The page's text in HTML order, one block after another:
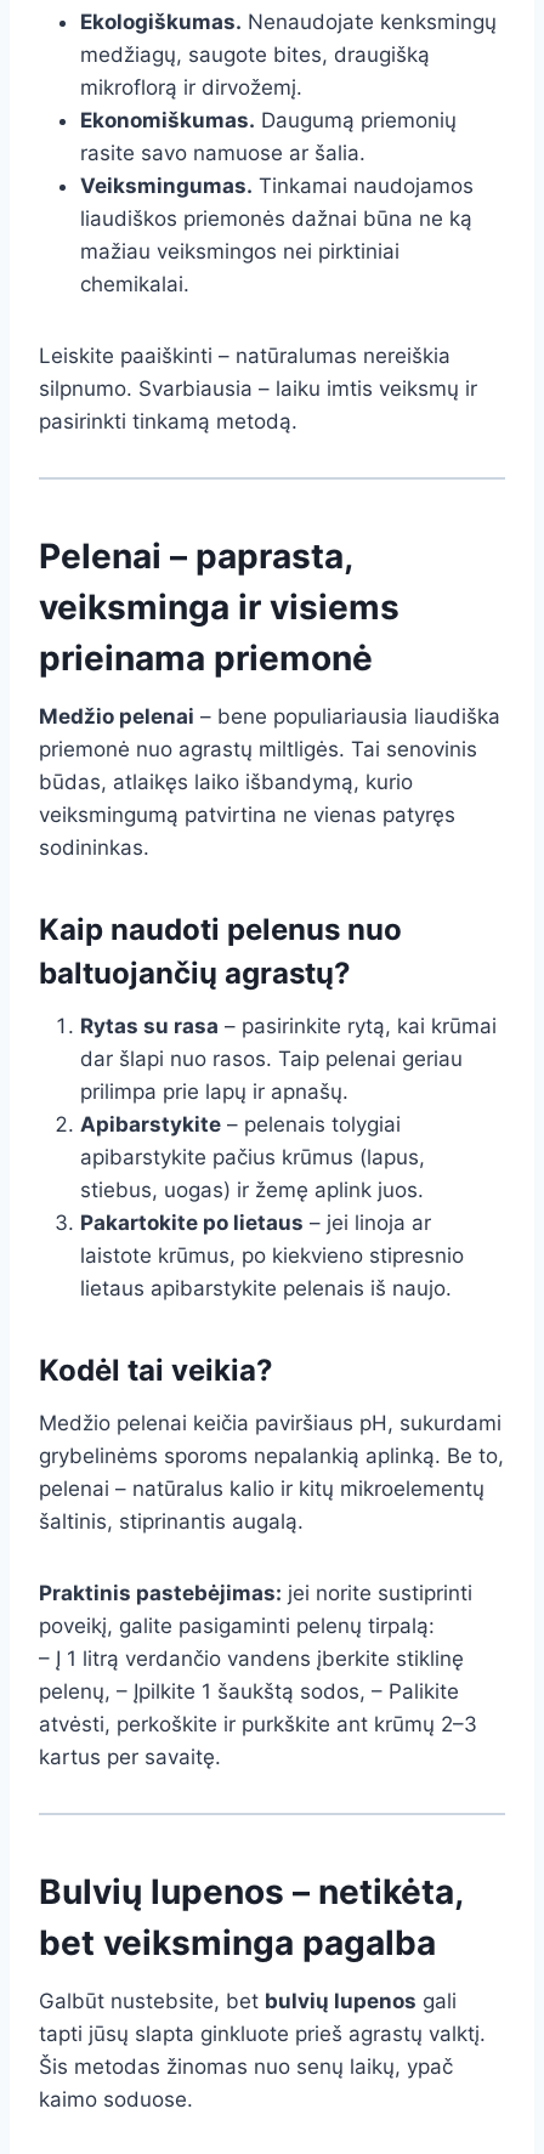
Ekologiškumas. Nenaudojate kenksmingų
medžiagų, saugote bites, draugišką
mikroflorą ir dirvožemį.
Ekonomiškumas. Daugumą priemonių
rasite savo namuose ar šalia.
Veiksmingumas. Tinkamai naudojamos
liaudiškos priemonės dažnai būna ne ką
mažiau veiksmingos nei pirktiniai
chemikalai.
Leiskite paaiškinti – natūralumas nereiškia
silpnumo. Svarbiausia – laiku imtis veiksmų ir
pasirinkti tinkamą metodą.
Pelenai – paprasta,
veiksminga ir visiems
prieinama priemonė
Medžio pelenai – bene populiariausia liaudiška
priemonė nuo agrastų miltligės. Tai senovinis
būdas, atlaikęs laiko išbandymą, kurio
veiksmingumą patvirtina ne vienas patyręs
sodininkas.
Kaip naudoti pelenus nuo
baltuojančių agrastų?
Rytas su rasa – pasirinkite rytą, kai krūmai
dar šlapi nuo rasos. Taip pelenai geriau
prilimpa prie lapų ir apnašų.
Apibarstykite – pelenais tolygiai
apibarstykite pačius krūmus (lapus,
stiebus, uogas) ir žemę aplink juos.
Pakartokite po lietaus – jei linoja ar
laistote krūmus, po kiekvieno stipresnio
lietaus apibarstykite pelenais iš naujo.
Kodėl tai veikia?
Medžio pelenai keičia paviršiaus pH, sukurdami
grybelinėms sporoms nepalankią aplinką. Be to,
pelenai – natūralus kalio ir kitų mikroelementų
šaltinis, stiprinantis augalą.
Praktinis pastebėjimas: jei norite sustiprinti
poveikį, galite pasigaminti pelenų tirpalą:
– Į 1 litrą verdančio vandens įberkite stiklinę
pelenų, – Įpilkite 1 šaukštą sodos, – Palikite
atvėsti, perkoškite ir purkškite ant krūmų 2–3
kartus per savaitę.
Bulvių lupenos – netikėta,
bet veiksminga pagalba
Galbūt nustebsite, bet bulvių lupenos gali
tapti jūsų slapta ginkluote prieš agrastų valktį.
Šis metodas žinomas nuo senų laikų, ypač
kaimo soduose.